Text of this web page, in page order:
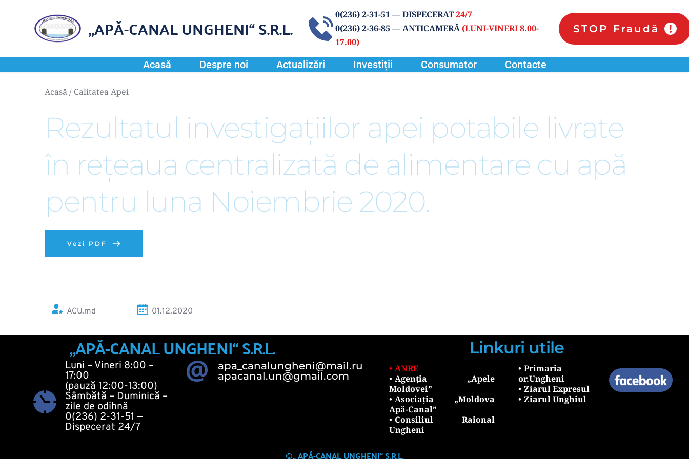
„APĂ-CANAL UNGHENI“ S.R.L. 0(236) 2-31-51 — DISPECERAT 24/7
0(236) 2-36-85 — ANTICAMERĂ (LUNI-VINERI 8.00-
17.00)
STOP Fraudă
Acasă Despre noi Actualizări Investiții Consumator Contacte
Acasă / Calitatea Apei
Rezultatul investigaţiilor apei potabile livrate
în reţeaua centralizată de alimentare cu apă
pentru luna Noiembrie 2020.
Vezi PDF
ACU.md 01.12.2020
„APĂ-CANAL UNGHENI“ S.R.L. Linkuri utile
Luni – Vineri 8:00 –
17:00
(pauză 12:00-13:00)
Sâmbătă – Duminică –
zile de odihnă
0(236) 2-31-51 —
Dispecerat 24/7
apa_canalungheni@mail.ru
apacanal.un@gmail.com
ANRE
Agenția „Apele
Moldovei”
Asociația „Moldova
Apă-Canal”
Consiliul Raional
Ungheni
Primaria
or.Ungheni
Ziarul Expresul
Ziarul Unghiul
©„ APĂ-CANAL UNGHENI“ S.R.L.